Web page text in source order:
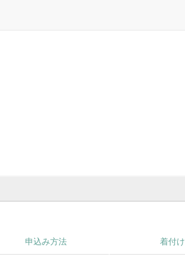
申込み方法 着付け